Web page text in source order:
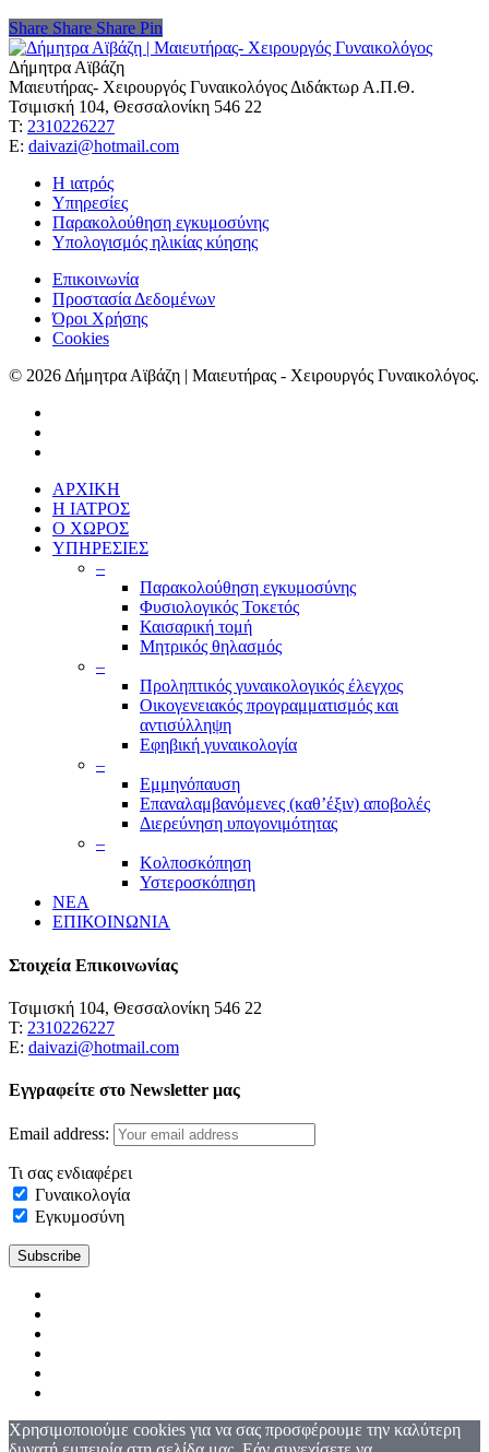
Share
Share Share Share Pin
Δήμητρα Αϊβάζη
Μαιευτήρας- Χειρουργός Γυναικολόγος Διδάκτωρ Α.Π.Θ.
Τσιμισκή 104, Θεσσαλονίκη 546 22
Τ: 2310226227
Ε: daivazi@hotmail.com
Η ιατρός
Υπηρεσίες
Παρακολούθηση εγκυμοσύνης
Υπολογισμός ηλικίας κύησης
Επικοινωνία
Προστασία Δεδομένων
Όροι Χρήσης
Cookies
© 2026 Δήμητρα Αϊβάζη | Μαιευτήρας - Χειρουργός Γυναικολόγος.
ΑΡΧΙΚΗ
Η ΙΑΤΡΟΣ
Ο ΧΩΡΟΣ
ΥΠΗΡΕΣΙΕΣ
–
Παρακολούθηση εγκυμοσύνης
Φυσιολογικός Τοκετός
Καισαρική τομή
Μητρικός θηλασμός
–
Προληπτικός γυναικολογικός έλεγχος
Οικογενειακός προγραμματισμός και
αντισύλληψη
Εφηβική γυναικολογία
–
Εμμηνόπαυση
Επαναλαμβανόμενες (καθ’έξιν) αποβολές
Διερεύνηση υπογονιμότητας
–
Κολποσκόπηση
Υστεροσκόπηση
ΝΕΑ
ΕΠΙΚΟΙΝΩΝΙΑ
Στοιχεία Επικοινωνίας
Τσιμισκή 104, Θεσσαλονίκη 546 22
Τ: 2310226227
Ε: daivazi@hotmail.com
Εγγραφείτε στο Newsletter μας
Email address:
Τι σας ενδιαφέρει
Γυναικολογία
Εγκυμοσύνη
Χρησιμοποιούμε cookies για να σας προσφέρουμε την καλύτερη